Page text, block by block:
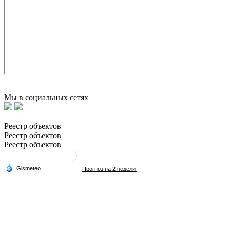
Мы в социальных сетях
Реестр объектов
Реестр объектов
Реестр объектов